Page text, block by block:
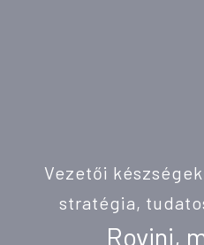
Vezetői készségek
stratégia,
Rovinj,